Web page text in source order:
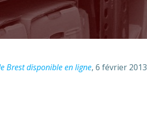
Brest disponible en ligne, 6 février 2013